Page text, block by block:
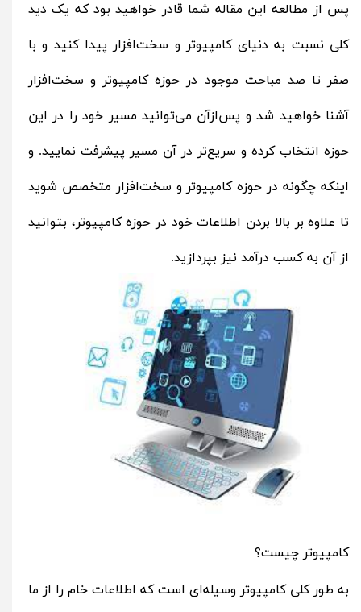
پس از مطالعه این مقاله شما قادر خواهید بود که یک دید
کلی نسبت به دنیای کامپیوتر و سخت‌افزار پیدا کنید و با
صفر تا صد مباحث موجود در حوزه کامپیوتر و سخت‌افزار
آشنا خواهید شد و پس‌ازآن می‌توانید مسیر خود را در این
حوزه انتخاب کرده و سریع‌تر در آن مسیر پیشرفت نمایید. و
اینکه چگونه در حوزه کامپیوتر و سخت‌افزار متخصص شوید
تا علاوه بر بالا بردن اطلاعات خود در حوزه کامپیوتر، بتوانید
از آن به کسب درآمد نیز بپردازید.
کامپیوتر چیست؟
به‌ طور کلی کامپیوتر وسیله‌ای است که اطلاعات خام را از ما